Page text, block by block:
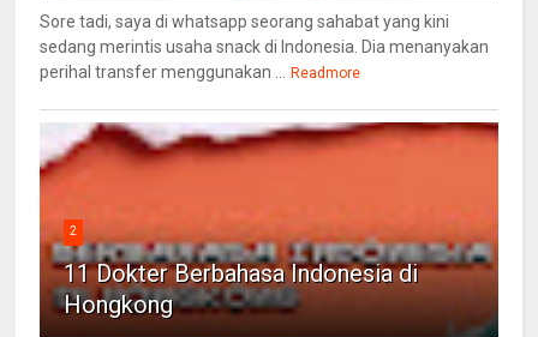
Sore tadi, saya di whatsapp seorang sahabat yang kini
sedang merintis usaha snack di Indonesia. Dia menanyakan
perihal transfer menggunakan ... Readmore
2
11 Dokter Berbahasa Indonesia di
Hongkong